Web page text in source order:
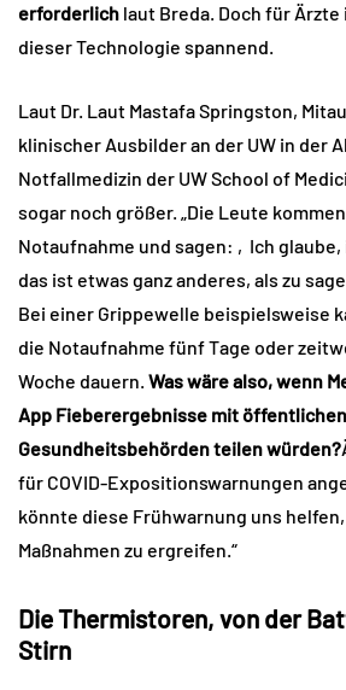
erforderlich laut Breda. Doch für Ärzte
dieser Technologie spannend.
Laut Dr. Laut Mastafa Springston,
klinischer Ausbilder an der UW in der
Notfallmedizin der UW School of
sogar noch größer. „Die Leute
Notaufnahme und sagen: ‚Ich glaube,
das ist etwas ganz anderes, als zu
Bei einer Grippewelle beispielsweise
die Notaufnahme fünf Tage oder
Woche dauern. Was wäre also, wenn
App Fieberergebnisse mit öffentlichen
Gesundheitsbehörden teilen würden?
für COVID-Expositionswarnungen
könnte diese Frühwarnung uns
Maßnahmen zu ergreifen.“
Die Thermistoren, von der
Stirn